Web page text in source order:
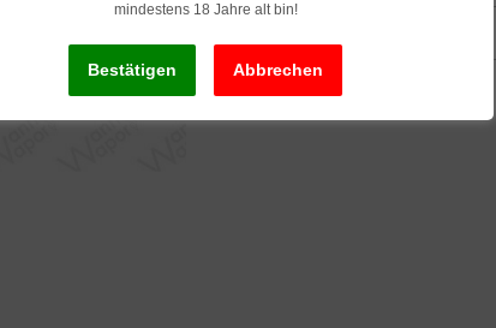
mindestens 18 Jahre alt bin!